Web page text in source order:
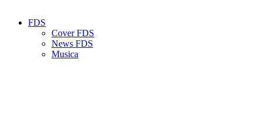
FDS
Cover FDS
News FDS
Musica